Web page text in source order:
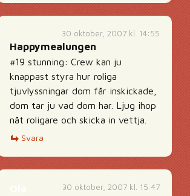
30 oktober, 2007 kl. 14:55
Happymealungen
#19 stunning: Crew kan ju
knappast styra hur roliga
tjuvlyssningar dom får inskickade,
dom tar ju vad dom har. Ljug ihop
nåt roligare och skicka in vettja.
Svara
30 oktober, 2007 kl. 15:47